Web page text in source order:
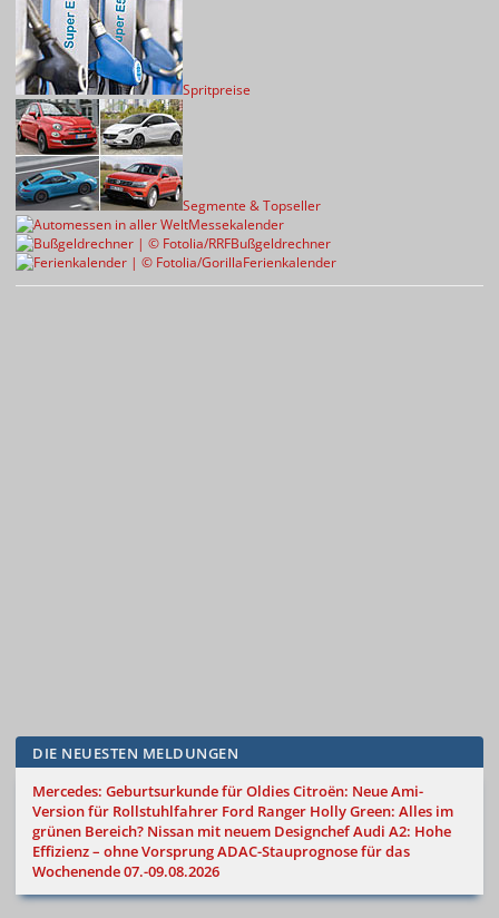
Spritpreise
Segmente & Topseller
Messekalender
Bußgeldrechner
Ferienkalender
DIE NEUESTEN MELDUNGEN
Mercedes: Geburtsurkunde für OldiesCitroën: Neue Ami-
Version für Rollstuhlfahrer Ford Ranger Holly Green: Alles im
grünen Bereich? Nissan mit neuem DesignchefAudi A2: Hohe
Effizienz – ohne VorsprungADAC-Stauprognose für das
Wochenende 07.-09.08.2026